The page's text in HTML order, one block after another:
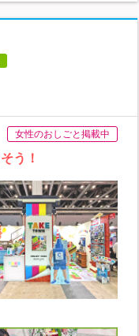
女性のおしごと掲載中
う！